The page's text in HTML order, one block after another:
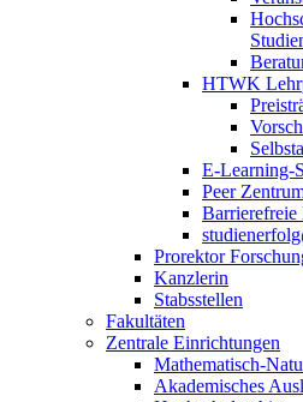
HTWK
E-Learning-
Peer
Barrierefreie
Prorektor
Kanzlerin
Stabsstellen
Fakultäten
Zentrale Einrichtungen
Mathematisch-
Akademisches